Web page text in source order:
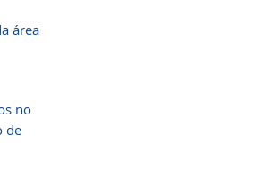
área
no
de